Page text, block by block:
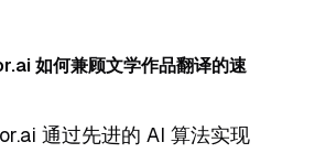
如何兼顾文学作品翻译的速
通过先进的 AI 算法实现